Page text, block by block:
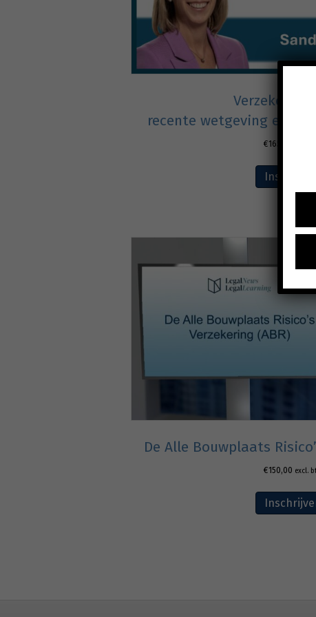
recente wetgeving en
€165,00
Inschrijven
De Alle Bouwplaats
€150,00 excl.